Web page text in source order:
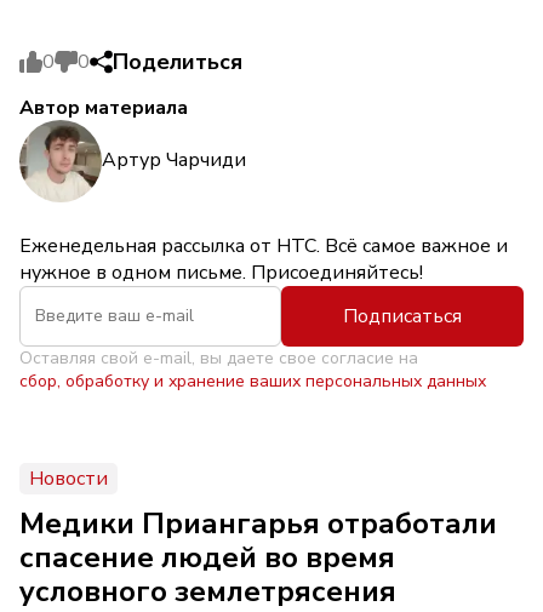
0 0 Поделиться
Автор материала
Артур Чарчиди
Еженедельная рассылка от НТС. Всё самое важное и
нужное в одном письме. Присоединяйтесь!
Подписаться
Оставляя свой e-mail, вы даете свое согласие на
сбор, обработку и хранение ваших персональных данных
Новости
Медики Приангарья отработали
спасение людей во время
условного землетрясения